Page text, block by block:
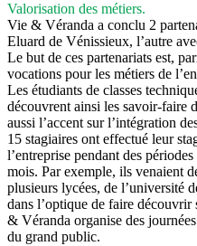
Valorisation des métiers.
Vie & Véranda a conclu 2
Eluard de Vénissieux, l’autre
Le but de ces partenariats est,
vocations pour les métiers de
Les étudiants de classes
découvrent ainsi les savoir-faire
aussi l’accent sur l’intégration
15 stagiaires ont effectué leur
l’entreprise pendant des
mois. Par exemple, ils venaient
plusieurs lycées, de l’université
dans l’optique de faire découvrir
& Véranda organise des
du grand public.